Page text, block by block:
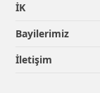
İK
Bayilerimiz
İletişim